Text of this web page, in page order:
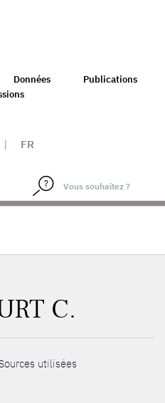
Données
Publications
| FR
C.
utilisées